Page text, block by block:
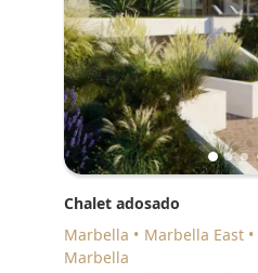
Chalet adosado
Marbella
Marbella East
Marbella